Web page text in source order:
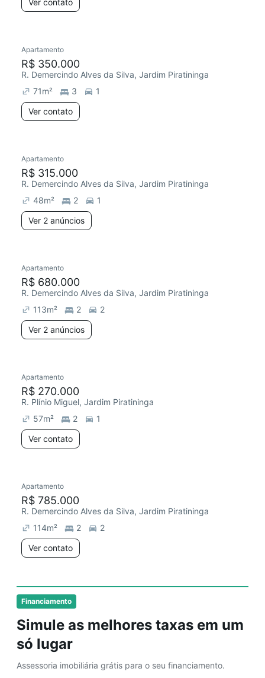
Financiamento
Simule as melhores taxas em um
só lugar
Assessoria imobiliária grátis para o seu financiamento.
Ver contato
Apartamento
R$ 350.000
R. Demercindo Alves da Silva, Jardim Piratininga
71m² 3
1
Ver contato
Apartamento
R$ 315.000
R. Demercindo Alves da Silva, Jardim Piratininga
48m² 2
1
Ver 2 anúncios
Apartamento
R$ 680.000
R. Demercindo Alves da Silva, Jardim Piratininga
113m² 2
2
Ver 2 anúncios
Apartamento
R$ 270.000
R. Plínio Miguel, Jardim Piratininga
57m² 2
1
Ver contato
Apartamento
R$ 785.000
R. Demercindo Alves da Silva, Jardim Piratininga
114m² 2
2
Ver contato